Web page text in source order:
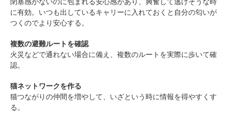
に有効。いつも出しているキャリーに入れておくと自分の匂いが
つくのでより安心する。
複数の避難ルートを確認
火災などで通れない場合に備え、複数のルートを実際に歩いて確
認。
猫ネットワークを作る
猫つながりの仲間を増やして、いざという時に情報を得やすくす
る。